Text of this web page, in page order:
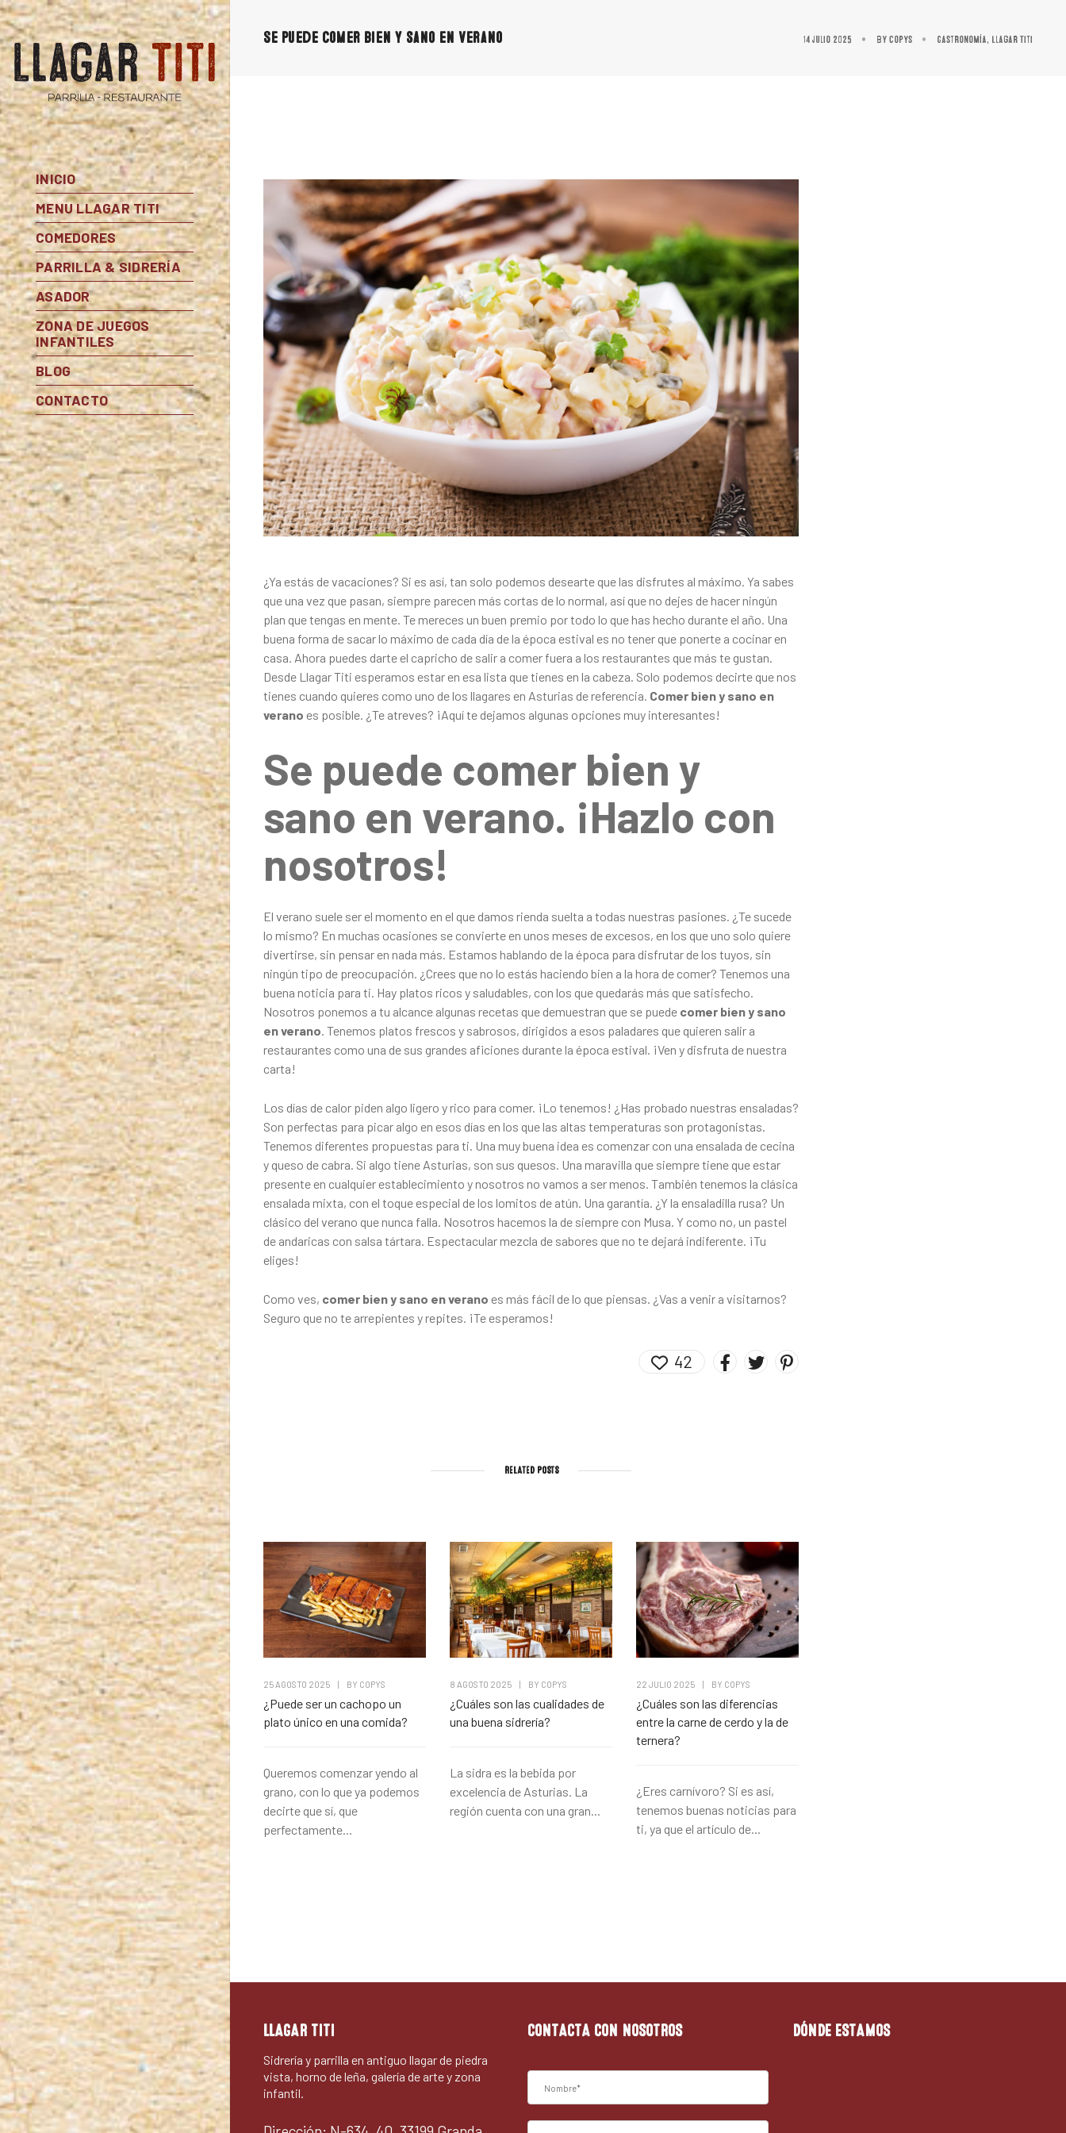
INICIO
MENU LLAGAR TITI
COMEDORES
PARRILLA & SIDRERÍA
ASADOR
ZONA DE JUEGOS
INFANTILES
BLOG
CONTACTO
Se puede comer bien y sano en verano 14 julio 2025 Bycopys Gastronomía, Llagar Titi
¿Ya estás de vacaciones? Si es así, tan solo podemos desearte que las disfrutes al máximo. Ya sabes
que una vez que pasan, siempre parecen más cortas de lo normal, así que no dejes de hacer ningún
plan que tengas en mente. Te mereces un buen premio por todo lo que has hecho durante el año. Una
buena forma de sacar lo máximo de cada día de la época estival es no tener que ponerte a cocinar en
casa. Ahora puedes darte el capricho de salir a comer fuera a los restaurantes que más te gustan.
Desde Llagar Titi esperamos estar en esa lista que tienes en la cabeza. Solo podemos decirte que nos
tienes cuando quieres como uno de los llagares en Asturias de referencia. Comer bien y sano en
verano es posible. ¿Te atreves? ¡Aquí te dejamos algunas opciones muy interesantes!
Se puede comer bien y
sano en verano. ¡Hazlo con
nosotros!
El verano suele ser el momento en el que damos rienda suelta a todas nuestras pasiones. ¿Te sucede
lo mismo? En muchas ocasiones se convierte en unos meses de excesos, en los que uno solo quiere
divertirse, sin pensar en nada más. Estamos hablando de la época para disfrutar de los tuyos, sin
ningún tipo de preocupación. ¿Crees que no lo estás haciendo bien a la hora de comer? Tenemos una
buena noticia para ti. Hay platos ricos y saludables, con los que quedarás más que satisfecho.
Nosotros ponemos a tu alcance algunas recetas que demuestran que se puede comer bien y sano
en verano. Tenemos platos frescos y sabrosos, dirigidos a esos paladares que quieren salir a
restaurantes como una de sus grandes aficiones durante la época estival. ¡Ven y disfruta de nuestra
carta!
Los días de calor piden algo ligero y rico para comer. ¡Lo tenemos! ¿Has probado nuestras ensaladas?
Son perfectas para picar algo en esos días en los que las altas temperaturas son protagonistas.
Tenemos diferentes propuestas para ti. Una muy buena idea es comenzar con una ensalada de cecina
y queso de cabra. Si algo tiene Asturias, son sus quesos. Una maravilla que siempre tiene que estar
presente en cualquier establecimiento y nosotros no vamos a ser menos. También tenemos la clásica
ensalada mixta, con el toque especial de los lomitos de atún. Una garantía. ¿Y la ensaladilla rusa? Un
clásico del verano que nunca falla. Nosotros hacemos la de siempre con Musa. Y como no, un pastel
de andaricas con salsa tártara. Espectacular mezcla de sabores que no te dejará indiferente. ¡Tu
eliges!
Como ves, comer bien y sano en verano es más fácil de lo que piensas. ¿Vas a venir a visitarnos?
Seguro que no te arrepientes y repites. ¡Te esperamos!
42
RELATED POSTS
25 AGOSTO 2025 | BY COPYS
¿Puede ser un cachopo un
plato único en una comida?
Queremos comenzar yendo al
grano, con lo que ya podemos
decirte que sí, que
perfectamente...
8 AGOSTO 2025 | BY COPYS
¿Cuáles son las cualidades de
una buena sidrería?
La sidra es la bebida por
excelencia de Asturias. La
región cuenta con una gran...
22 JULIO 2025 | BY COPYS
¿Cuáles son las diferencias
entre la carne de cerdo y la de
ternera?
¿Eres carnívoro? Si es así,
tenemos buenas noticias para
ti, ya que el artículo de...
LLAGAR TITI
Sidrería y parrilla en antiguo llagar de piedra
vista, horno de leña, galería de arte y zona
infantil.
CONTACTA CON NOSOTROS DÓNDE ESTAMOS